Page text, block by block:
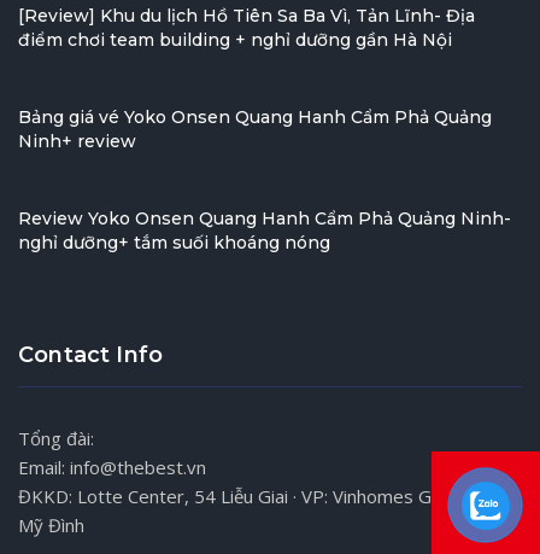
[Review] Khu du lịch Hồ Tiên Sa Ba Vì, Tản Lĩnh- Địa
điểm chơi team building + nghỉ dưỡng gần Hà Nội
Bảng giá vé Yoko Onsen Quang Hanh Cẩm Phả Quảng
Ninh+ review
Review Yoko Onsen Quang Hanh Cẩm Phả Quảng Ninh-
nghỉ dưỡng+ tắm suối khoáng nóng
Contact Info
Tổng đài:
Email: info@thebest.vn
ĐKKD: Lotte Center, 54 Liễu Giai · VP: Vinhomes Gardenia,
Mỹ Đình